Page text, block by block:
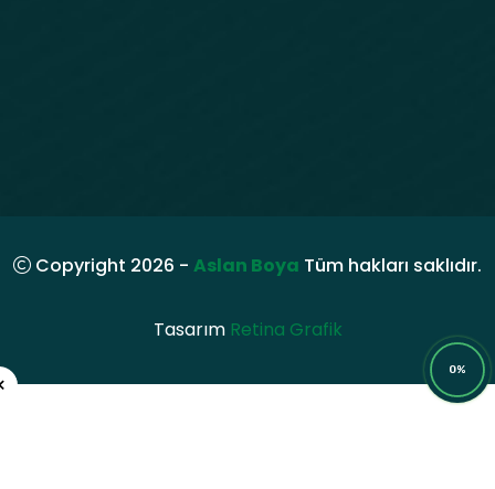
Copyright 2026 - Aslan Boya Tüm hakları saklıdır.
Tasarım Retina Grafik
0%